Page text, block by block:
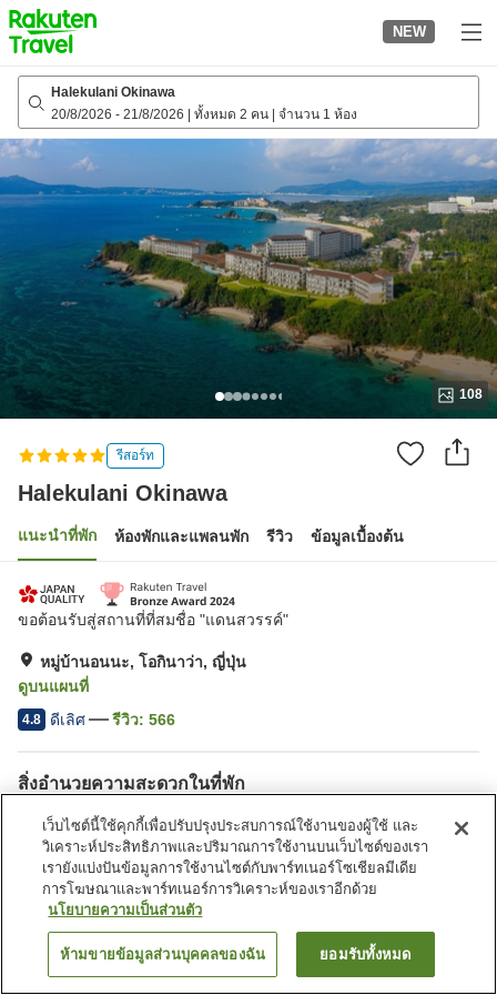
to
top
page
NEW
Halekulani Okinawa
20/8/2026 - 21/8/2026 ทั้งหมด 2 คน จำนวน 1 ห้อง
108
รีสอร์ท
Halekulani Okinawa
แนะนำที่พัก ห้องพักและแพลนพัก รีวิว ข้อมูลเบื้องต้น
ขอต้อนรับสู่สถานที่ที่สมชื่อ "แดนสวรรค์"
หมู่บ้านอนนะ, โอกินาว่า, ญี่ปุ่น
ดูบนแผนที่
4.8 ดีเลิศ รีวิว: 566
สิ่งอำนวยความสะดวกในที่พัก
Wi-Fi
สปา/บิวตี้ซาลอน
ฟิตเนสยิม/ฟิตเนสคลับ
ร้านอาหาร
หน้าแรก ญี่ปุ่น โอกินาว่า หมู่บ้านอนนะ Halekulani Okinawa
ค้นหาห้องพัก
เว็บไซต์นี้ใช้คุกกี้เพื่อปรับปรุงประสบการณ์ใช้งานของผู้ใช้ และ
วิเคราะห์ประสิทธิภาพและปริมาณการใช้งานบนเว็บไซต์ของเรา
เรายังแบ่งปันข้อมูลการใช้งานไซต์กับพาร์ทเนอร์โซเชียลมีเดีย
การโฆษณาและพาร์ทเนอร์การวิเคราะห์ของเราอีกด้วย
นโยบายความเป็นส่วนตัว
ห้ามขายข้อมูลส่วนบุคคลของฉัน ยอมรับทั้งหมด